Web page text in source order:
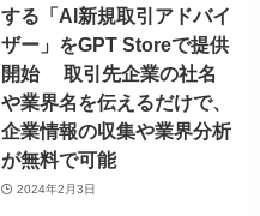
する「AI新規取引アドバイ
ザー」をGPT Storeで提供
開始 取引先企業の社名
や業界名を伝えるだけで、
企業情報の収集や業界分析
が無料で可能
2024年2月3日